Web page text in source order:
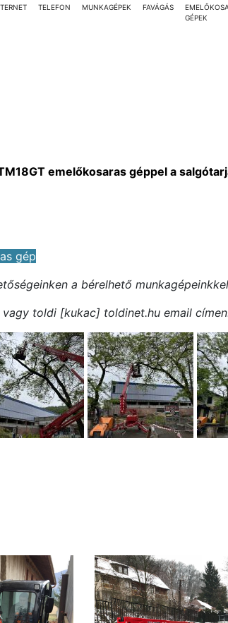
TELEFON MUNKAGÉPEK FAVÁGÁS
GÉPEK
emelőkosaras géppel a
gép
a bérelhető
toldi [kukac] toldinet.hu email